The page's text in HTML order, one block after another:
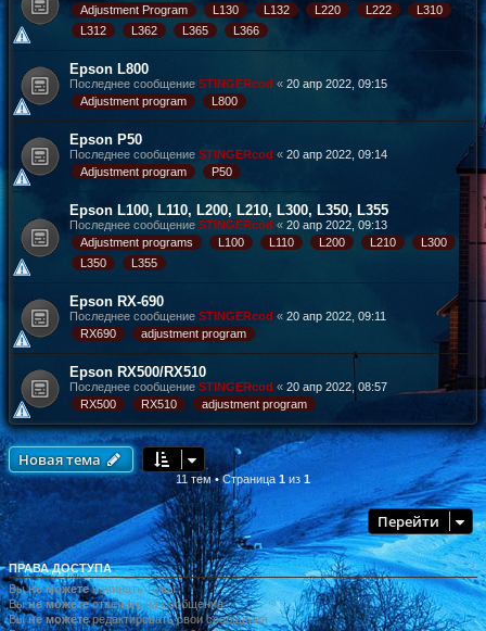
Adjustment Program
L130 L132 L220 L222
L310
L312
L362 L365 L366
Epson L800
Последнее сообщение STINGERcod « 20 апр 2022, 09:15
Adjustment program
L800
Epson P50
Последнее сообщение STINGERcod « 20 апр 2022, 09:14
Adjustment program
P50
Epson L100, L110, L200, L210, L300, L350, L355
Последнее сообщение STINGERcod « 20 апр 2022, 09:13
Adjustment programs
L100 L110 L200 L210
L300
L350
L355
Epson RX-690
Последнее сообщение STINGERcod « 20 апр 2022, 09:11
RX690
adjustment program
Epson RX500/RX510
Последнее сообщение STINGERcod « 20 апр 2022, 08:57
RX500
RX510 adjustment program
Новая тема
11 тем • Страница 1 из 1
Перейти
ПРАВА ДОСТУПА
Выне можетеначинать темы
Выне можетеотвечать на сообщения
Выне можетередактировать свои сообщения